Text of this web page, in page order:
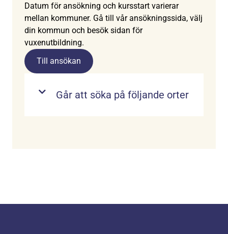
Datum för ansökning och kursstart varierar
mellan kommuner. Gå till vår ansökningssida, välj
din kommun och besök sidan för
vuxenutbildning.
Till ansökan
Går att söka på följande orter